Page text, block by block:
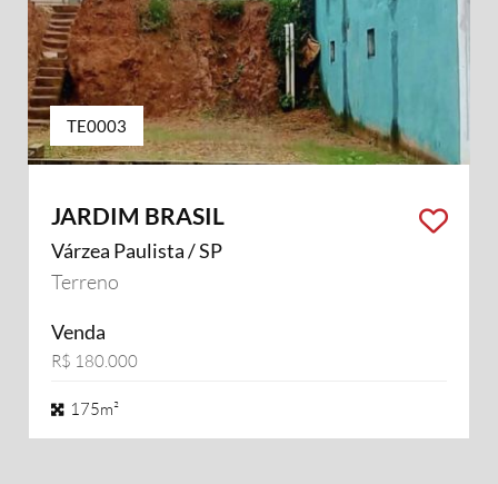
TE0003
JARDIM BRASIL
Várzea Paulista / SP
Terreno
Venda
R$ 180.000
175m²